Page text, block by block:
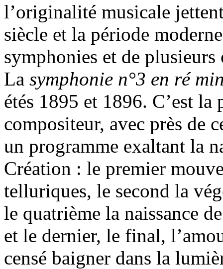
l’originalité musicale
siècle et la période
symphonies et de plusieurs
La symphonie n°3 en ré
étés 1895 et 1896. C’est
compositeur, avec près de
un programme exaltant la
Création : le premier
telluriques, le second la
le quatrième la naissance
et le dernier, le final,
censé baigner dans la